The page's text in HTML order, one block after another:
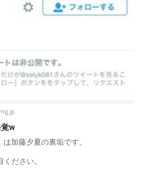
w
は加藤夕夏の裏垢です。
ださい。